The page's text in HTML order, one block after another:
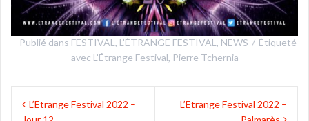
Publié dans FESTIVAL , L’ÉTRANGE FESTIVAL , NEWS
Étiqueté
avec L’Étrange Festival, Pierre Tchernia
Navigation
L’Etrange Festival 2022 –
L’Etrange Festival 2022 –